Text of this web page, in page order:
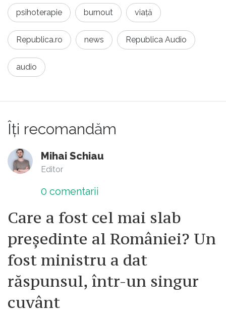
psihoterapie burnout viață
Republica.ro news Republica Audio
audio
Îți recomandăm
Mihai Schiau
Editor
0 comentarii
Care a fost cel mai slab
președinte al României? Un
fost ministru a dat
răspunsul, într-un singur
cuvânt